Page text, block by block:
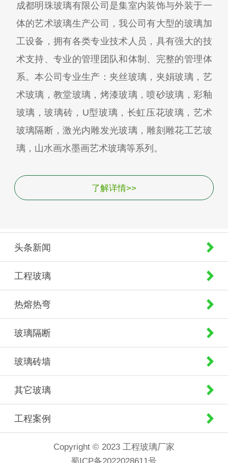
成都明珠玻璃有限公司是集室内装饰与外装于一
体的艺术玻璃生产公司，我公司有大型的玻璃加
工设备，拥有各类专业技术人员，具有强大的技
术支持、专业的管理团队和体制、完整的管理体
系。本公司专业生产：夹丝玻璃，夹娟玻璃，艺
术玻璃，教堂玻璃，烤漆玻璃，喷砂玻璃，彩釉
玻璃，玻璃砖，U型玻璃，长虹压花玻璃，艺术
玻璃隔断，激光内雕发光玻璃，雕刻雕花工艺玻
璃，山水画水墨画艺术玻璃等系列。
了解详情>>
头条新闻
工程玻璃
热熔热弯
玻璃隔断
玻璃砖墙
其它玻璃
工程案例
Copyright © 2023 工程玻璃厂家
蜀ICP备2022028611号